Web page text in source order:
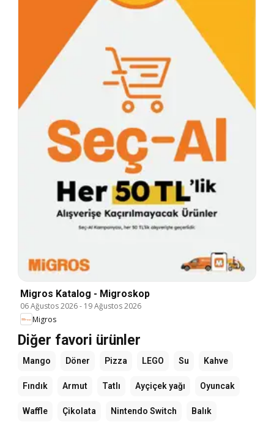
Migros Katalog - Migroskop
06 Ağustos 2026- 19 Ağustos 2026
Migros
Diğer favori ürünler
Mango Döner Pizza LEGO Su Kahve
Fındık Armut Tatlı Ayçiçek yağı Oyuncak
Waffle Çikolata Nintendo Switch Balık